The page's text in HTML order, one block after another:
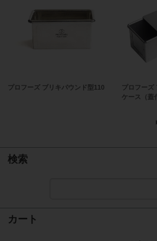
プロフーズ ブリキパウンド型110
プロフーズ
ケース（蓋
検索
カート